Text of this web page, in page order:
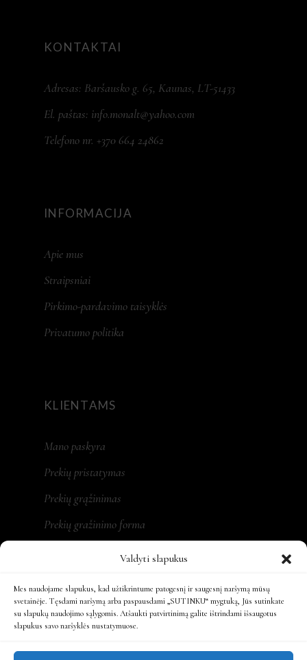
Valdyti slapukus
Mes naudojame slapukus, kad užtikrintume patogesnį ir saugesnį naršymą mūsų
svetainėje. Tęsdami naršymą arba paspausdami „SUTINKU“ mygtuką, Jūs sutinkate
su slapukų naudojimo sąlygomis. Atšaukti patvirtinimą galite ištrindami išsaugotus
slapukus savo naršyklės nustatymuose.
KONTAKTAI
Adresas: Baršausko g. 65, Kaunas, LT-51433
El. paštas: info.monalt@yahoo.com
Telefono nr. +370 664 24862
INFORMACIJA
Apie mus
Straipsniai
Pirkimo-pardavimo taisyklės
Privatumo politika
KLIENTAMS
Mano paskyra
Prekių pristatymas
Prekių grąžinimas
Prekių gražinimo forma
REKVIZITAI